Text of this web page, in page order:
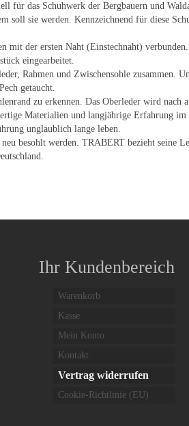
für das Schuhwerk der Bergbauern und
soll sie werden. Kennzeichnend für diese
mit der ersten Naht (Einstechnaht)
eingearbeitet.
Rahmen und Zwischensohle zusammen.
getaucht.
zu erkennen. Das Oberleder wird nach
Materialien und langjährige Erfahrung im
unglaublich lange leben.
besohlt werden. TRABERT bezieht seine
Ihr Kundenbereich
Warenkorb
Kasse
Mein Konto
Kontakt
Vertrag widerrufen
Cookie-Richtlinie (EU)